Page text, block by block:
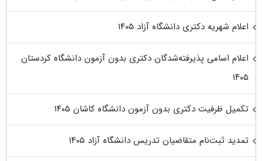
اعلام شهریه دکتری دانشگاه آزاد ۱۴۰۵
اعلام اسامی پذیرفته‌شدگان دکتری بدون آزمون دانشگاه کردستان
۱۴۰۵
تکمیل ظرفیت دکتری بدون آزمون دانشگاه کاشان ۱۴۰۵
تمدید ثبت‌نام متقاضیان تدریس دانشگاه آزاد ۱۴۰۵